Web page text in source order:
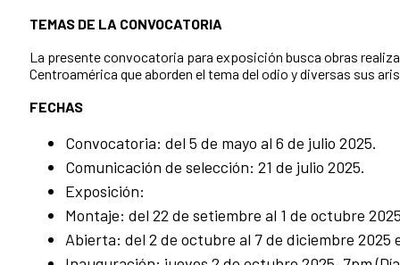
TEMAS DE LA CONVOCATORIA
La presente convocatoria para exposición busca obras
Centroamérica que aborden el tema del odio y diversas sus
FECHAS
Convocatoria: del 5 de mayo al 6 de julio 2025.
Comunicación de selección: 21 de julio 2025.
Exposición:
Montaje: del 22 de setiembre al 1 de octubre
Abierta: del 2 de octubre al 7 de diciembre 2025